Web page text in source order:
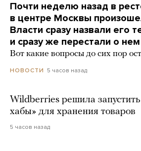
Почти неделю назад в
в центре Москвы
Власти сразу назвали его
и сразу же перестали о
Вот какие вопросы до сих пор
НОВОСТИ 5 часов назад
Wildberries решила
хабы» для хранения товаров
5 часов назад